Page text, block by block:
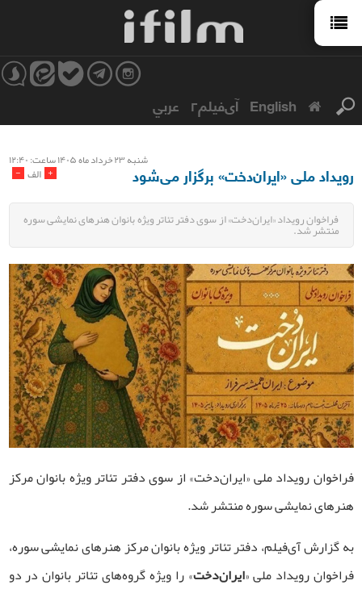
English آی‌فیلم۲ عربي
شنبه ۲۳ خرداد ماه ۱۴۰۵ ساعت: ۱۲:۴۰
- الف + رویداد ملی «ایران‌دخت» برگزار می‌شود
فراخوان رویداد «ایران‌دخت» از سوی دفتر تئاتر ویژه بانوان هنرهای نمایشی سوره
منتشر شد.
فراخوان رویداد ملی «ایران‌دخت» از سوی دفتر تئاتر ویژه بانوان مرکز
هنرهای نمایشی سوره منتشر شد.
به گزارش آی‌فیلم، دفتر تئاتر ویژه بانوان مرکز هنرهای نمایشی سوره،
فراخوان رویداد ملی «ایران‌دخت» را ویژه گروه‌های تئاتر بانوان در دو